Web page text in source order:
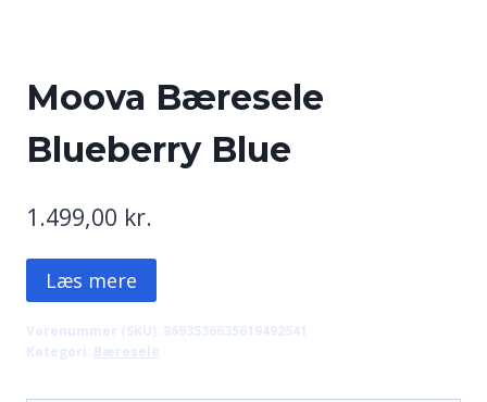
Moova Bæresele
Blueberry Blue
1.499,00 kr.
Læs mere
Varenummer (SKU): 8693536635619492541
Kategori: Bæresele